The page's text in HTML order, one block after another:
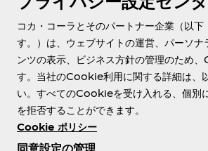
About us
Need help?
コカ・コーラとそのパートナー企業（以下
す。）は、ウェブサイトの運営、パーソナ
ンツの表示、ビジネス方針の管理のため
す。当社のCookie利用に関する詳細は、
い。すべてのCookieを受け入れる、個別
を拒否することができます。
Cookie ポリシー
同意設定の管理